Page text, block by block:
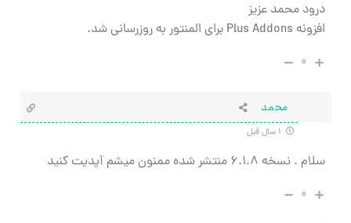
درود محمد عزیز
افزونه Plus Addons برای المنتور به روزرسانی شد.
۰
محمد
سلام . نسخه ۶.۱.۸ منتشر شده ممنون میشم آپدیت کنید
۰